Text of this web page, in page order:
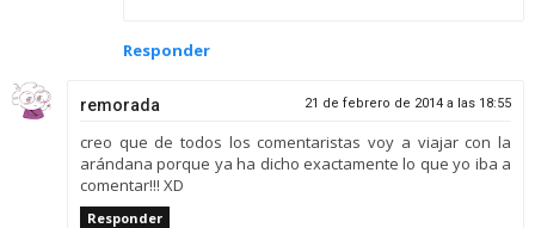
Responder
remorada 21 de febrero de 2014 a las 18:55
creo que de todos los comentaristas voy a viajar con la
arándana porque ya ha dicho exactamente lo que yo iba a
comentar!!! XD
Responder